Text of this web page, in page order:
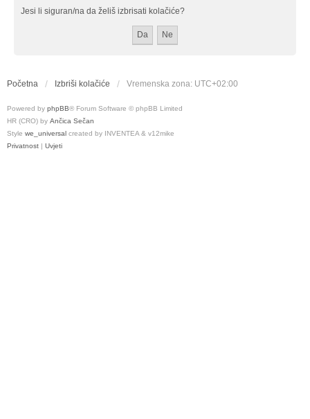
Jesi li siguran/na da želiš izbrisati kolačiće?
Početna Izbriši kolačiće Vremenska zona: UTC+02:00
Powered by phpBB® Forum Software © phpBB Limited
HR (CRO) by Ančica Sečan
Style we_universal created by INVENTEA & v12mike
Privatnost | Uvjeti